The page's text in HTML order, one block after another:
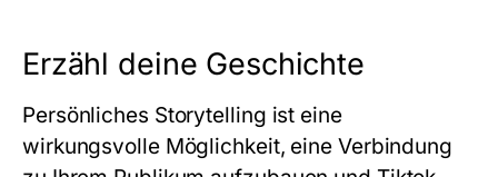
Erzähl deine Geschichte
Persönliches Storytelling ist eine
wirkungsvolle Möglichkeit, eine Verbindung